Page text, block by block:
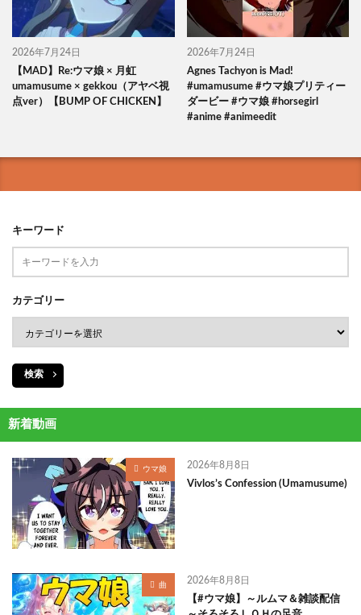
2026年7月24日
【MAD】Re:ウマ娘 × 月虹
umamusume × gekkou（アヤベ視
点ver）【BUMP OF CHICKEN】
2026年7月24日
Agnes Tachyon is Mad!
#umamusume #ウマ娘プリティー
ダービー #ウマ娘 #horsegirl
#anime #animeedit
キーワード
カテゴリー
検索
新着動画
ウマ娘 2026年8月8日
Vivlos’s Confession (Umamusume)
曲 2026年8月8日
【#ウマ娘】～ルムマ＆雑談配信